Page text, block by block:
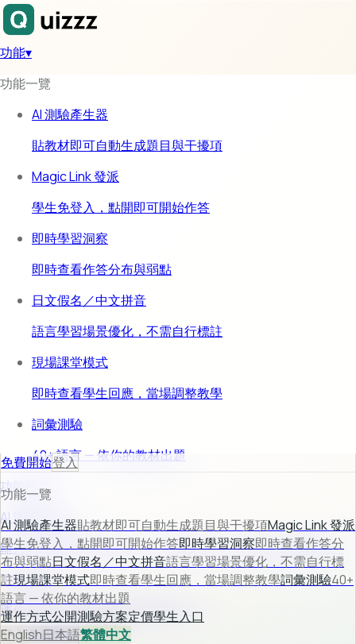
功能▾
功能一覽
AI 測驗產生器
貼教材即可自動生成題目與干擾項
Magic Link 發派
學生免登入，點開即可開始作答
即時學習洞察
即時查看作答分布與弱點
日文假名／中文拼音
語言學習場景優化，不需自行標註
現場課堂模式
即時查看學生回應，當場調整教學
詞彙測驗
40+ 語言 — 依你的教材出題
功能預覽
AI 測驗產生器
輸入教材後自動生成題目、選項與解析，快速完成可用測驗。
了解更多 →
運作方式公開測驗方案定價學生入口
登入免費開始
免費開始登入
功能一覽
AI 測驗產生器貼教材即可自動生成題目與干擾項Magic Link 發派
學生免登入，點開即可開始作答即時學習洞察即時查看作答分
布與弱點日文假名／中文拼音語言學習場景優化，不需自行標
註現場課堂模式即時查看學生回應，當場調整教學詞彙測驗40+
語言 — 依你的教材出題
運作方式公開測驗方案定價學生入口
English日本語繁體中文